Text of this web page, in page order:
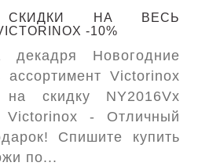
СКИДКИ НА ВЕСЬ
-10%
Новогодние
ассортимент Victorinox
скидку NY2016Vx
- Отличный
Спишите купить
по...